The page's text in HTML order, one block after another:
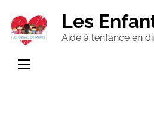
au
contenu
(Pressez
Les
Aide à l’enfance en